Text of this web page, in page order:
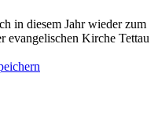
in diesem Jahr wieder zum
evangelischen Kirche Tettau